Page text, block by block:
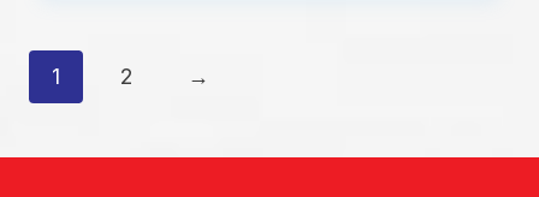
1 2 →